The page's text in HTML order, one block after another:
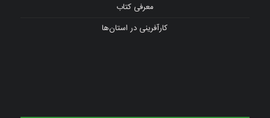
معرفی کتاب
کارآفرینی در استان‌ها